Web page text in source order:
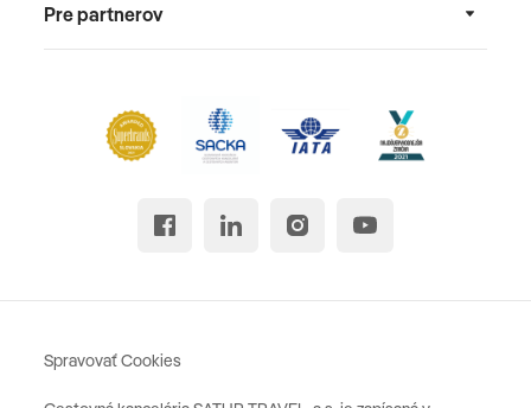
Pre partnerov
Spravovať Cookies